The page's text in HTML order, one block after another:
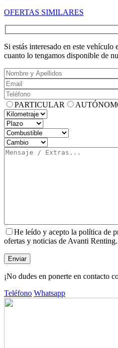
OFERTAS SIMILARES
Si estás interesado en este vehículo
cuanto lo tengamos disponible de
PARTICULAR
He leído y acepto la política de
ofertas y noticias de Avanti Renting.
¡No dudes en ponerte en contacto
Teléfono Whatsapp